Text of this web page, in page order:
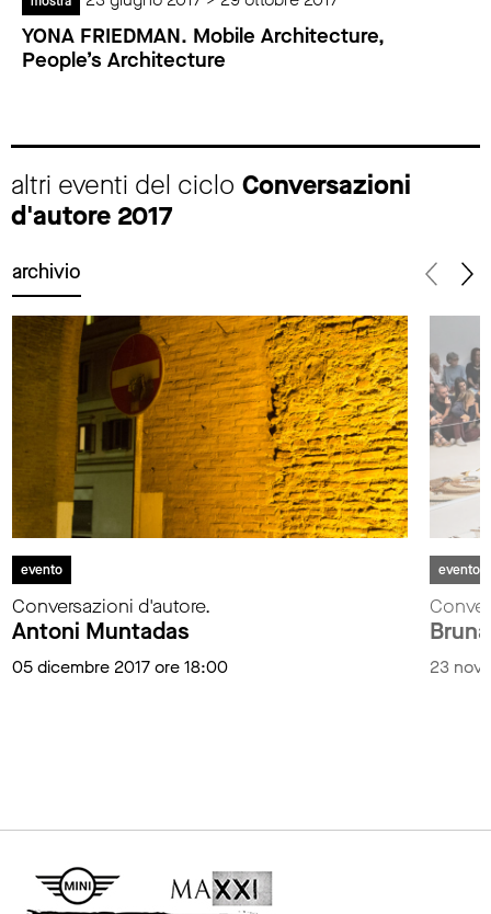
YONA FRIEDMAN. Mobile Architecture,
People’s Architecture
altri eventi del ciclo Conversazioni
d'autore 2017
archivio
evento
Conversazioni d'autore.
Antoni Muntadas
05 dicembre 2017 ore 18:00
evento
23